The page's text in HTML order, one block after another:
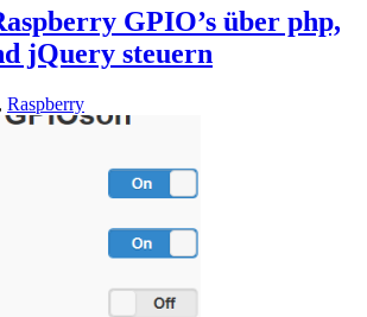
GPIO’s über php,
jQuery steuern
, Raspberry